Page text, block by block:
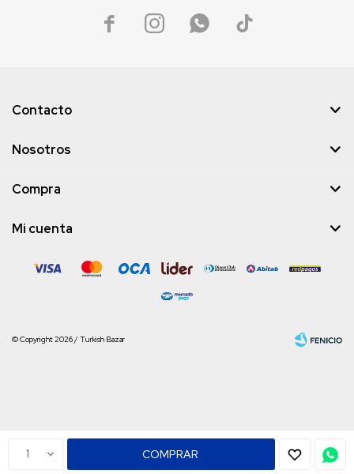
1 COMPRAR
   
Contacto
Nosotros
Compra
Mi cuenta
© Copyright 2026 / Turkish Bazar